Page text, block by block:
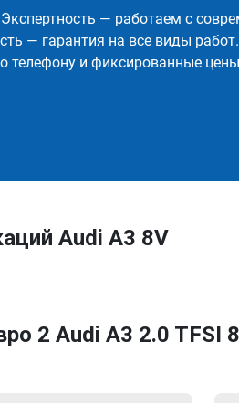
— работаем с
— гарантия на все виды работ.
телефону и фиксированные
Audi A3 8V
2 Audi A3 2.0 TFSI